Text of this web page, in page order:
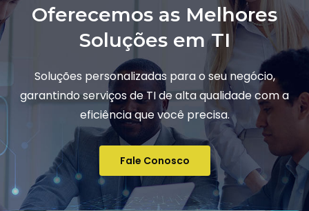
Oferecemos as Melhores
Soluções em TI
Soluções personalizadas para o seu negócio,
garantindo serviços de TI de alta qualidade com a
eficiência que você precisa.
Fale Conosco